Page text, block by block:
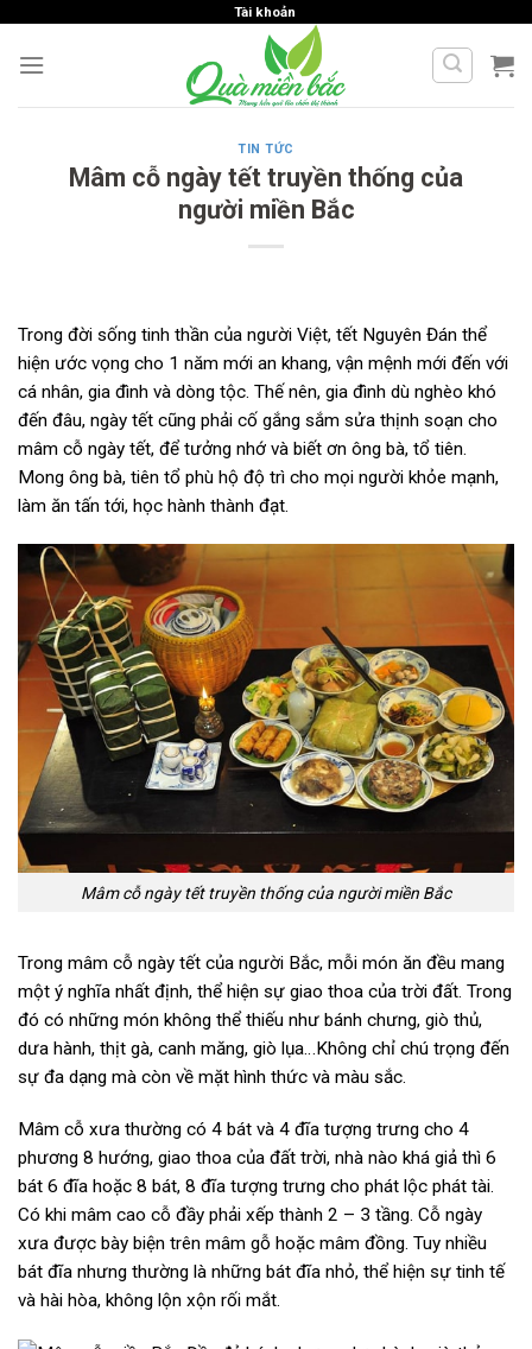
content
Tài khoản
TIN TỨC
Mâm cỗ ngày tết truyền thống của
người miền Bắc
Trong đời sống tinh thần của người Việt, tết Nguyên Đán thể
hiện ước vọng cho 1 năm mới an khang, vận mệnh mới đến với
cá nhân, gia đình và dòng tộc. Thế nên, gia đình dù nghèo khó
đến đâu, ngày tết cũng phải cố gắng sắm sửa thịnh soạn cho
mâm cỗ ngày tết, để tưởng nhớ và biết ơn ông bà, tổ tiên.
Mong ông bà, tiên tổ phù hộ độ trì cho mọi người khỏe mạnh,
làm ăn tấn tới, học hành thành đạt.
Mâm cỗ ngày tết truyền thống của người miền Bắc
Trong mâm cỗ ngày tết của người Bắc, mỗi món ăn đều mang
một ý nghĩa nhất định, thể hiện sự giao thoa của trời đất. Trong
đó có những món không thể thiếu như bánh chưng, giò thủ,
dưa hành, thịt gà, canh măng, giò lụa…Không chỉ chú trọng đến
sự đa dạng mà còn về mặt hình thức và màu sắc.
Mâm cỗ xưa thường có 4 bát và 4 đĩa tượng trưng cho 4
phương 8 hướng, giao thoa của đất trời, nhà nào khá giả thì 6
bát 6 đĩa hoặc 8 bát, 8 đĩa tượng trưng cho phát lộc phát tài.
Có khi mâm cao cỗ đầy phải xếp thành 2 – 3 tầng. Cỗ ngày
xưa được bày biện trên mâm gỗ hoặc mâm đồng. Tuy nhiều
bát đĩa nhưng thường là những bát đĩa nhỏ, thể hiện sự tinh tế
và hài hòa, không lộn xộn rối mắt.